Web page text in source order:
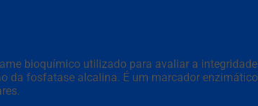
bioquímico utilizado para avaliar a
da fosfatase alcalina. É um marcador